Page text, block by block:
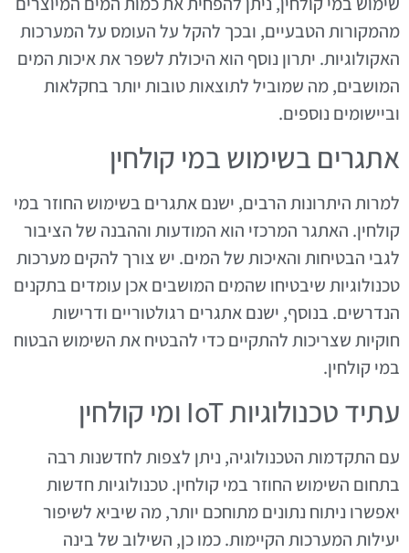
מהמקורות הטבעיים, ובכך להקל על העומס על המערכות
האקולוגיות. יתרון נוסף הוא היכולת לשפר את איכות המים
המושבים, מה שמוביל לתוצאות טובות יותר בחקלאות
וביישומים נוספים.
אתגרים בשימוש במי קולחין
למרות היתרונות הרבים, ישנם אתגרים בשימוש החוזר במי
קולחין. האתגר המרכזי הוא המודעות וההבנה של הציבור
לגבי הבטיחות והאיכות של המים. יש צורך להקים מערכות
טכנולוגיות שיבטיחו שהמים המושבים אכן עומדים בתקנים
הנדרשים. בנוסף, ישנם אתגרים רגולטוריים ודרישות
חוקיות שצריכות להתקיים כדי להבטיח את השימוש הבטוח
במי קולחין.
עתיד טכנולוגיות IoT ומי קולחין
עם התקדמות הטכנולוגיה, ניתן לצפות לחדשנות רבה
בתחום השימוש החוזר במי קולחין. טכנולוגיות חדשות
יאפשרו ניתוח נתונים מתוחכם יותר, מה שיביא לשיפור
יעילות המערכות הקיימות. כמו כן, השילוב של בינה